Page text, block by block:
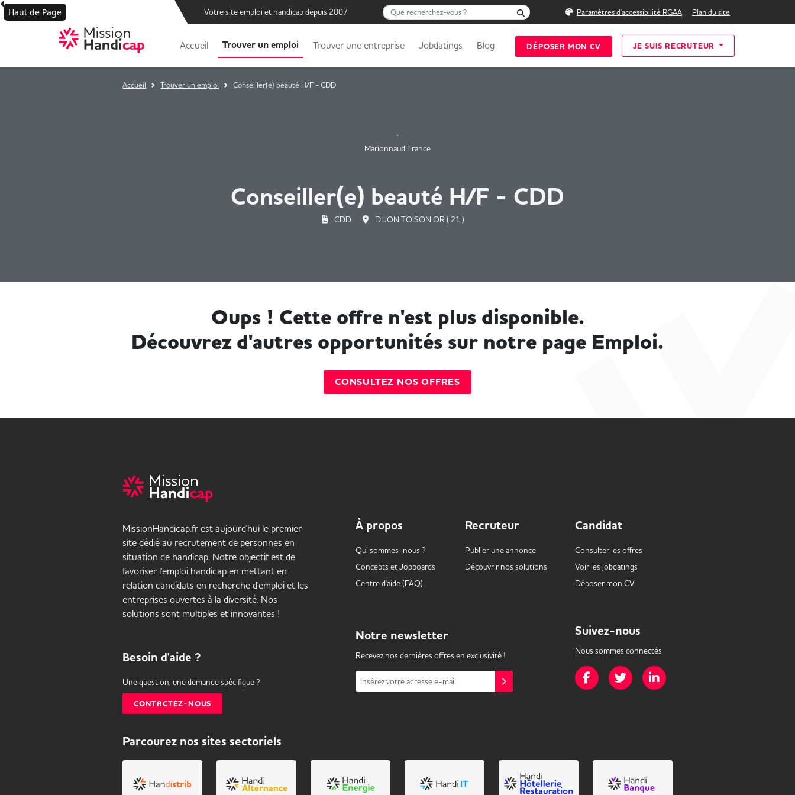
Votre site emploi et handicap depuis 2007 Que recherchez-vous ? Rechercher Paramètres d'accessibilité RGAA Plan du site
Accueil Trouver un emploi Trouver une entreprise Jobdatings Blog DÉPOSER MON CV JE SUIS RECRUTEUR
Accueil Trouver un emploi Conseiller(e) beauté H/F - CDD
Marionnaud France
Conseiller(e) beauté H/F - CDD
CDD DIJON TOISON OR ( 21 )
Oups ! Cette offre n'est plus disponible.
Découvrez d'autres opportunités sur notre page Emploi.
CONSULTEZ NOS OFFRES
MissionHandicap.fr est aujourd'hui le premier
site dédié au recrutement de personnes en
situation de handicap. Notre objectif est de
favoriser l'emploi handicap en mettant en
relation candidats en recherche d'emploi et les
entreprises ouvertes à la diversité. Nos
solutions sont multiples et innovantes !
Besoin d'aide ?
Une question, une demande spécifique ?
CONTACTEZ-NOUS
À propos
Qui sommes-nous ?
Concepts etJobboards
Centre d'aide (FAQ)
Recruteur
Publier une annonce
Découvrir nos solutions
Candidat
Consulter les offres
Voir les jobdatings
Déposer mon CV
Notre newsletter
Recevez nos dernières offres en exclusivité !
Insérez votre adresse e-mail
Suivez-nous
Nous sommes connectés
Page Facebook de Mission Handicap
Page Twitter de Mission Handicap
Parcourez nos sites sectoriels
Haut de Page